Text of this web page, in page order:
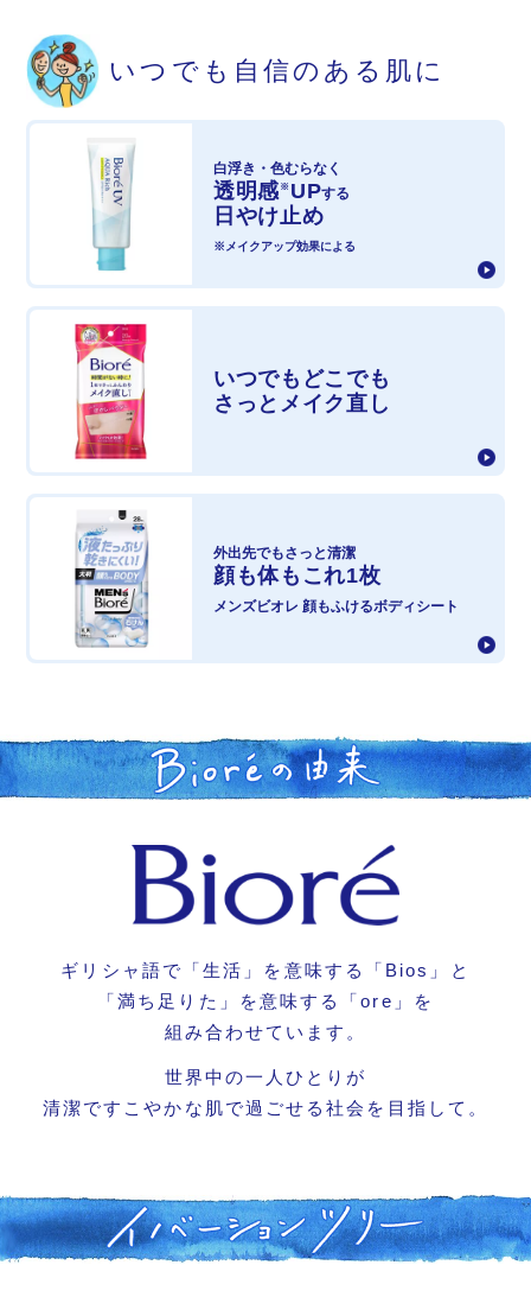
いつでも 自信のある肌に
白浮き・色むらなく
透明感 ※ UPする
日やけ止め
※メイクアップ効果による
いつでもどこでも
さっとメイク直し
外出先でもさっと清潔
顔も体もこれ1枚
メンズビオレ 顔もふけるボディシート
ギリシャ語で
「生活」を意味する「Bios」と
「満ち足りた」を意味する「ore」を
組み合わせています。
世界中の一人ひとりが
清潔ですこやかな肌で過ごせる社会を目指して。